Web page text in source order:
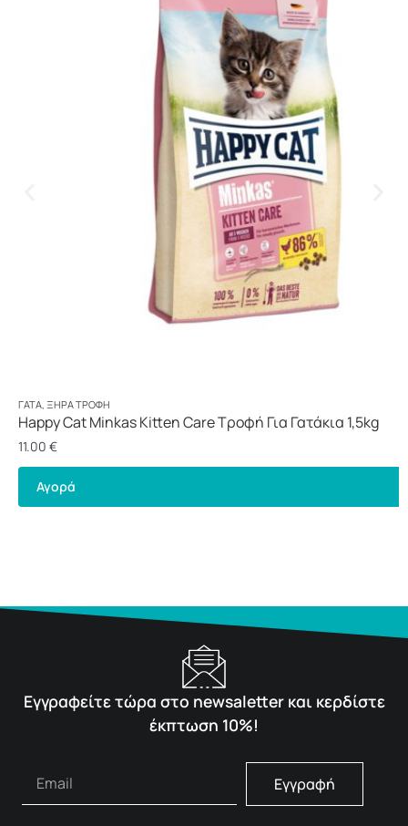
ΓΆΤΑ ΞΗΡΆ ΤΡΟΦΉ
Happy Cat Minkas Kitten Care Τροφή Για Γατάκια 1,5kg
11.00 €
Αγορά
Εγγραφείτε τώρα στο newsaletter και κερδίστε
έκπτωση 10%!
Εγγραφή